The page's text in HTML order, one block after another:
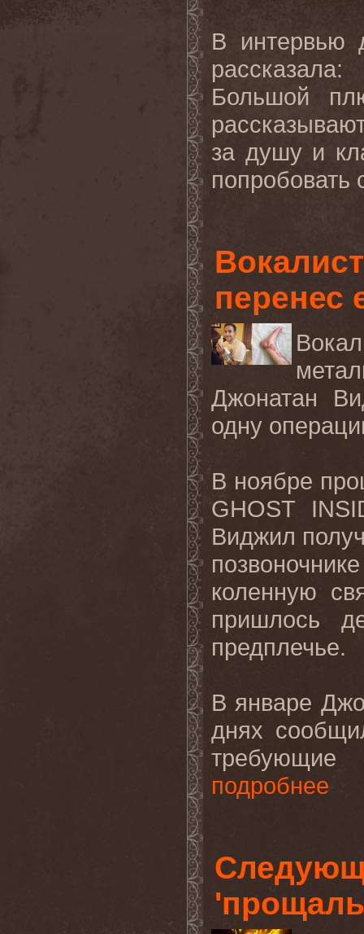
В интервью
Большой
за душу и
перенес
Джонатан
одну
В ноябре
GHOST
Виджил
коленную
пришлось
предплечье.
В январе
днях
подробнее